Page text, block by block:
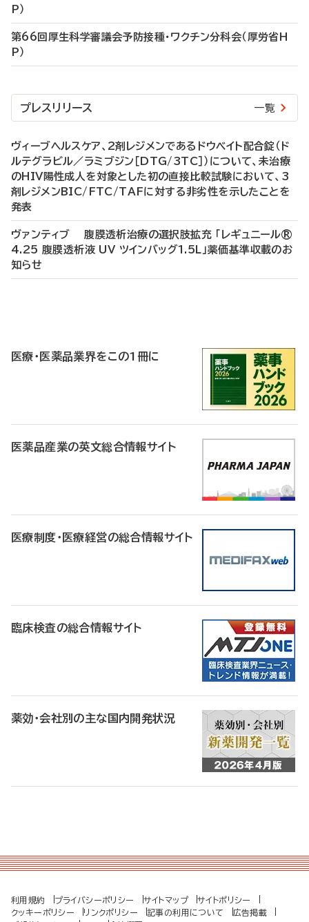
P）
第66回厚生科学審議会予防接種・ワクチン分科会（厚労省H
P）
プレスリリース 一覧
ヴィーブヘルスケア、2剤レジメンであるドウベイト配合錠（ド
ルテグラビル／ラミブジン［DTG/3TC］）について、未治療
のHIV陽性成人を対象とした初の直接比較試験において、3
剤レジメンBIC/FTC/TAFに対する非劣性を示したことを
発表
ヴァンティブ 腹膜透析治療の選択肢拡充 「レギュニール®
4.25 腹膜透析液 UV ツインバッグ1.5L」薬価基準収載のお
知らせ
医療・医薬品業界をこの1冊に
医薬品産業の英文総合情報サイト
医療制度・医療経営の総合情報サイト
臨床検査の総合情報サイト
薬効・会社別の主な国内開発状況
利用規約 プライバシーポリシー サイトマップ
サイトポリシー
クッキーポリシー
リンクポリシー 記事の利用について
広告掲載